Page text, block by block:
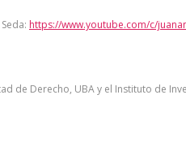
https://www.youtube.com/c/
de Derecho, UBA y el Instituto de